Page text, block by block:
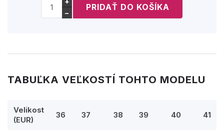
−
TABUĽKA VEĽKOSTÍ TOHTO MODELU
Velikost
(EUR)
36 37 38 39 40 41